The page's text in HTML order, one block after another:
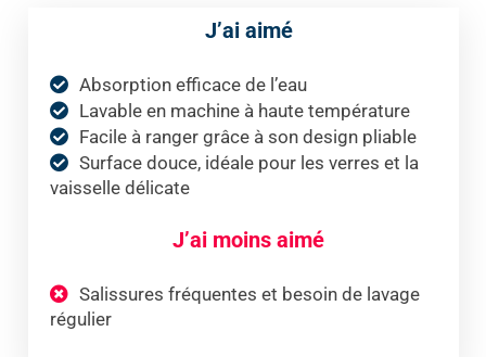
J’ai aimé
Absorption efficace de l’eau
Lavable en machine à haute température
Facile à ranger grâce à son design pliable
Surface douce, idéale pour les verres et la
vaisselle délicate
J’ai moins aimé
Salissures fréquentes et besoin de lavage
régulier